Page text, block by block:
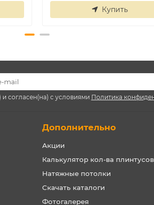
Купить
и согласен(на) с условиями Политика
Дополнительно
Акции
Калькулятор кол-ва плинтусов
Натяжные потолки
Скачать каталоги
Фотогалерея